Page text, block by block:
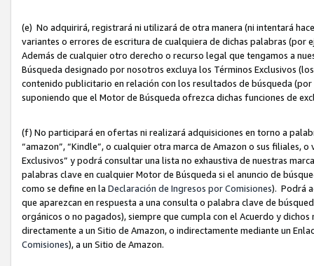
(e) No adquirirá, registrará ni utilizará de otra manera (ni intentará
variantes o errores de escritura de cualquiera de dichas palabras (por
Además de cualquier otro derecho o recurso legal que tengamos a
Búsqueda designado por nosotros excluya los Términos Exclusivos
contenido publicitario en relación con los resultados de búsqueda
suponiendo que el Motor de Búsqueda ofrezca dichas funciones de
(f) No participará en ofertas ni realizará adquisiciones en torno a
“amazon”, “Kindle”, o cualquier otra marca de Amazon o sus filiales,
Exclusivos” y podrá consultar una lista no exhaustiva de nuestras
palabras clave en cualquier Motor de Búsqueda si el anuncio de
como se define en la Declaración de Ingresos por Comisiones). Podrá
que aparezcan en respuesta a una consulta o palabra clave de
orgánicos o no pagados), siempre que cumpla con el Acuerdo y
directamente a un Sitio de Amazon, o indirectamente mediante un
Comisiones), a un Sitio de Amazon.